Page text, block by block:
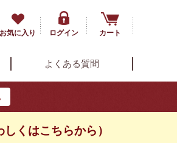
お気に入り ログイン カート
よくある質問
くはこちらから）